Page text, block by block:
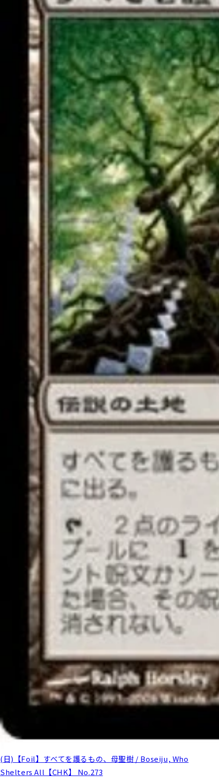
(日)【Foil】すべてを護るもの、母聖樹 / Boseiju, Who
Shelters All【CHK】 No.273